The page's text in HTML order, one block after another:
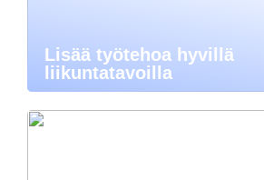
Lisää työtehoa hyvillä
liikuntatavoilla